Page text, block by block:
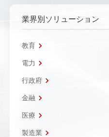
業界別ソリューション
教育
電力
行政府
金融
医療
製造業